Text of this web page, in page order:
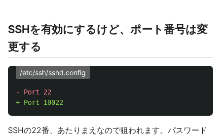
SSHを有効にするけど、ポート番号は変
更する
/etc/ssh/sshd.config
SSHの22番、あたりまえなので狙われます。パスワード